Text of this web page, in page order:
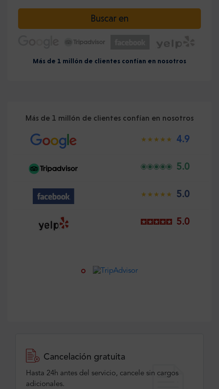
Buscar en
Más de 1 millón de clientes confían en nosotros
Más de 1 millón de clientes confían en nosotros
4.9
5.0
5.0
5.0
Cancelación gratuita
Hasta 24h antes del servicio, cancele sin cargos
adicionales.